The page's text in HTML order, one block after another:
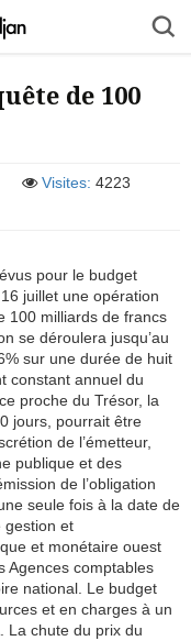
de 100
Visites: 4223
pour le budget
juillet une opération
100 milliards de francs
se déroulera jusqu’au
sur une durée de huit
constant annuel du
proche du Trésor, la
jours, pourrait être
de l’émetteur,
publique et des
de l’obligation
seule fois à la date de
gestion et
et monétaire ouest
Agences comptables
national. Le budget
et en charges à un
La chute du prix du